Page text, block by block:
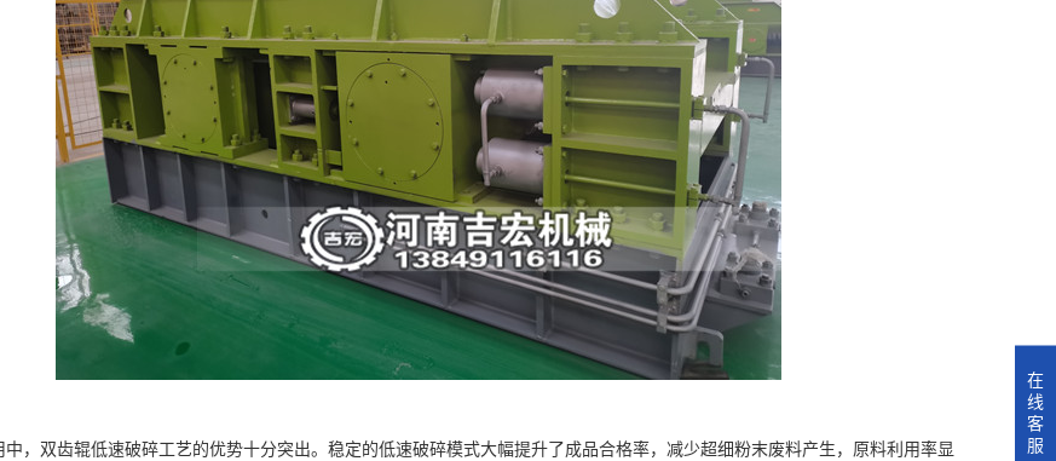
，双齿辊低速破碎工艺的优势十分突出。稳定的低速破碎模式大幅提升了成品合格率，减少超细粉末废料产生，原料利用率显
在
线
客
服